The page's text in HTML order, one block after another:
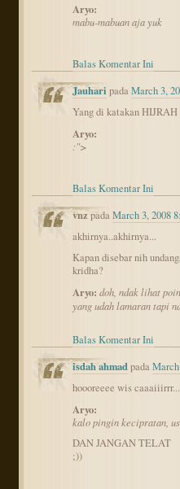
Aryo:
mabu-mabuan aja yuk
Balas Komentar Ini
Jauhari padaMarch 3,
Yang di katakan
Aryo:
:">
Balas Komentar Ini
vnzpadaMarch 3, 2008
akhirnya..akhirnya...
Kapan disebar nih
kridha?
Aryo: doh, ndak lihat
yang udah lamaran tapi
Balas Komentar Ini
isdah ahmadpada
hoooreeee wis caaaiiirrr...
Aryo:
kalo pingin kecipratan,
DAN JANGAN TELAT
;))